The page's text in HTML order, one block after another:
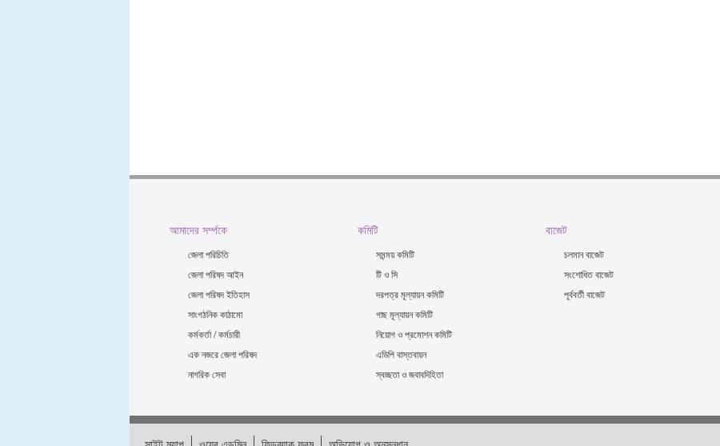
আমাদের সর্ম্পকে
জেলা পরিচিতি
জেলা পরিষদ আইন
জেলা পরিষদ ইতিহাস
সাংগঠনিক কাঠামো
কর্মকর্তা / কর্মচারী
এক নজরে জেলা পরিষদ
নাগরিক সেবা
কমিটি
সমন্ময় কমিটি
টি ও সি
দরপত্র মূল্যায়ন কমিটি
গাছ মূল্যায়ন কমিটি
নিয়োগ ও প্রমোশন কমিটি
এডিপি বাস্তবায়ন
স্বচ্ছতা ও জবাবদিহিতা
বাজেট
চলমান বাজেট
সংশোধিত বাজেট
পূর্ববর্তী বাজেট